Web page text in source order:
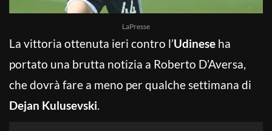
LaPresse
La vittoria ottenuta ieri contro l’Udinese ha
portato una brutta notizia a Roberto D’Aversa,
che dovrà fare a meno per qualche settimana di
Dejan Kulusevski.